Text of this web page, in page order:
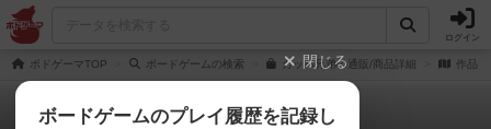
ログイン
ボドゲーマTOP ボードゲームの検索 カッパ兄弟の通販/商品詳細 作品デ
閉じる
ボードゲームのプレイ履歴を記録し